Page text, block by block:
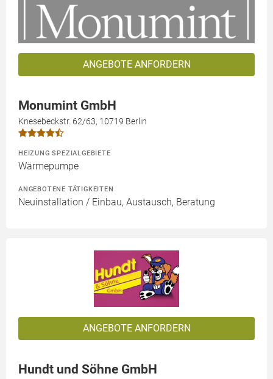
ANGEBOTE ANFORDERN
Monumint GmbH
Knesebeckstr. 62/63, 10719 Berlin
HEIZUNG SPEZIALGEBIETE
Wärmepumpe
ANGEBOTENE TÄTIGKEITEN
Neuinstallation / Einbau, Austausch, Beratung
ANGEBOTE ANFORDERN
Hundt und Söhne GmbH